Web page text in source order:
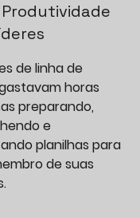
de linha de
horas
preparando,
e
planilhas para
de suas